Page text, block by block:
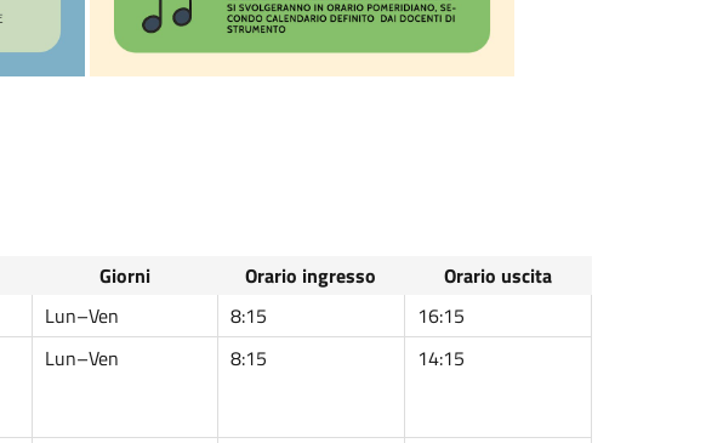
Giorni Orario ingresso
Orario uscita
Lun–Ven 8:15
16:15
Lun–Ven 8:15 14:15